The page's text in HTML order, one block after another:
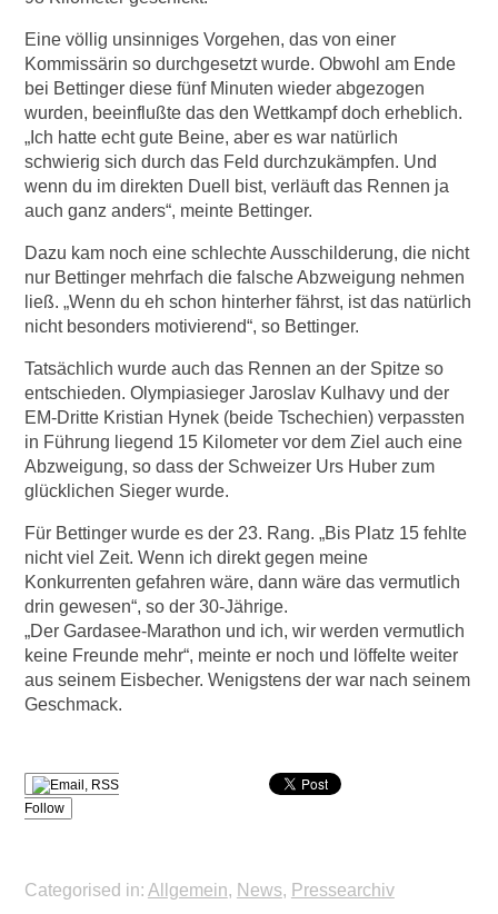
Eine völlig unsinniges Vorgehen, das von einer
Kommissärin so durchgesetzt wurde. Obwohl am Ende
bei Bettinger diese fünf Minuten wieder abgezogen
wurden, beeinflußte das den Wettkampf doch erheblich.
„Ich hatte echt gute Beine, aber es war natürlich
schwierig sich durch das Feld durchzukämpfen. Und
wenn du im direkten Duell bist, verläuft das Rennen ja
auch ganz anders“, meinte Bettinger.
Dazu kam noch eine schlechte Ausschilderung, die nicht
nur Bettinger mehrfach die falsche Abzweigung nehmen
ließ. „Wenn du eh schon hinterher fährst, ist das natürlich
nicht besonders motivierend“, so Bettinger.
Tatsächlich wurde auch das Rennen an der Spitze so
entschieden. Olympiasieger Jaroslav Kulhavy und der
EM-Dritte Kristian Hynek (beide Tschechien) verpassten
in Führung liegend 15 Kilometer vor dem Ziel auch eine
Abzweigung, so dass der Schweizer Urs Huber zum
glücklichen Sieger wurde.
Für Bettinger wurde es der 23. Rang. „Bis Platz 15 fehlte
nicht viel Zeit. Wenn ich direkt gegen meine
Konkurrenten gefahren wäre, dann wäre das vermutlich
drin gewesen“, so der 30-Jährige.
„Der Gardasee-Marathon und ich, wir werden vermutlich
keine Freunde mehr“, meinte er noch und löffelte weiter
aus seinem Eisbecher. Wenigstens der war nach seinem
Geschmack.
Follow
Categorised in: Allgemein, News, Pressearchiv